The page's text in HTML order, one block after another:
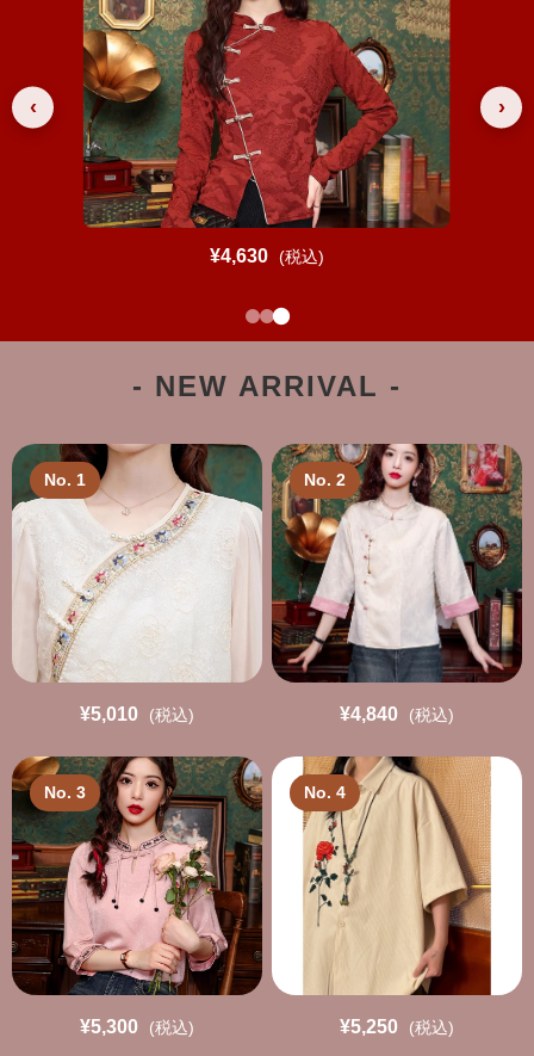
‹
¥7,810 (税込)
›
- NEW ARRIVAL -
No. 1
¥5,010 (税込)
No. 2
¥4,840 (税込)
No. 3
¥5,300 (税込)
No. 4
¥5,250 (税込)